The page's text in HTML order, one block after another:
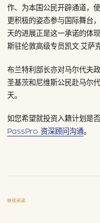
作、为本国公民开辟通道，
更积极的姿态参与国际舞台
天的进展正是这一承诺的体
斯驻伦敦高级专员凯文·艾萨
布兰特利部长亦对马尔代夫
圣基茨和尼维斯公民赴马尔
天。
如您希望就投资入籍计划是
PassPro 资深顾问沟通。
继续阅读